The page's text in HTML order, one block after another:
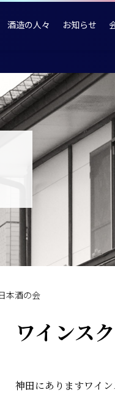
酒造の人々 お知らせ
本酒の会
ワインス
神田にありますワイ